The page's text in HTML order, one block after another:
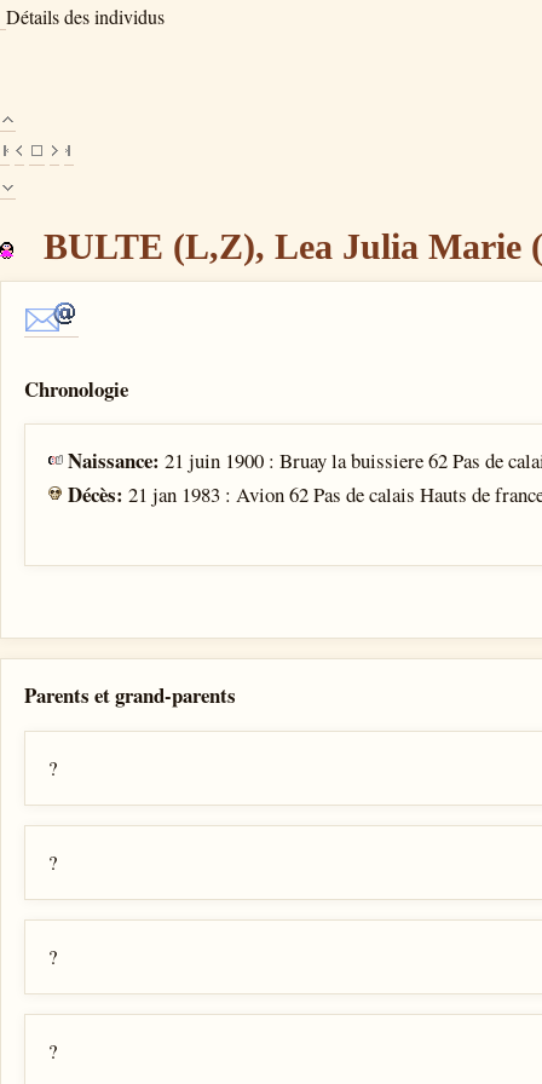
Détails des individus
BULTE (L,Z), Lea Julia Marie
Chronologie
Naissance:21 juin 1900 : Bruay la buissiere 62 Pas de
Décès:21 jan 1983 : Avion 62 Pas de calais Hauts de
Parents et grand-parents
?
?
?
?